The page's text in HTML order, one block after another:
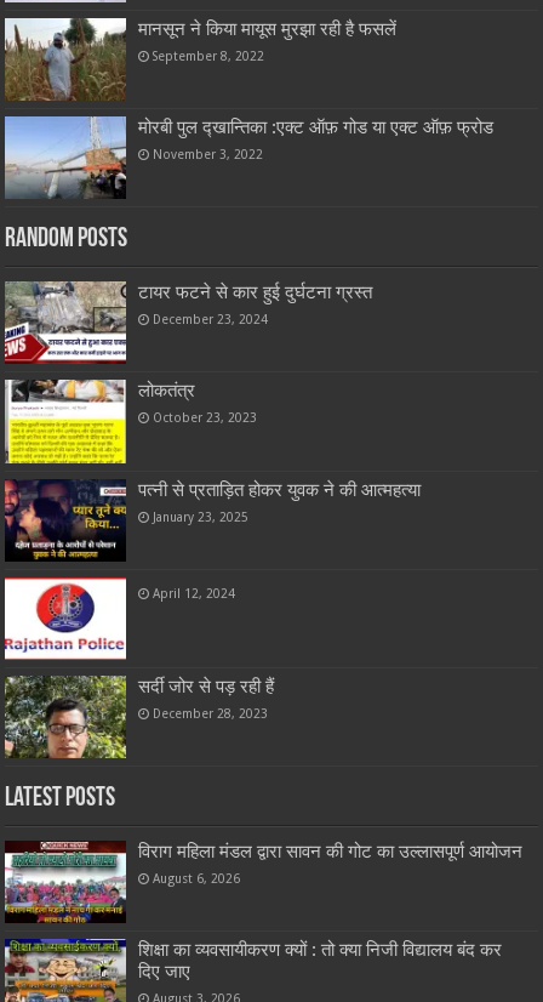
मानसून ने किया मायूस मुरझा रही है फसलें
September 8, 2022
मोरबी पुल द्खान्तिका :एक्ट ऑफ़ गोड या एक्ट ऑफ़ फ्रोड
November 3, 2022
Random Posts
टायर फटने से कार हुई दुर्घटना ग्रस्त
December 23, 2024
लोकतंत्र
October 23, 2023
पत्नी से प्रताड़ित होकर युवक ने की आत्महत्या
January 23, 2025
April 12, 2024
सर्दी जोर से पड़ रही हैं
December 28, 2023
Latest Posts
विराग महिला मंडल द्वारा सावन की गोट का उल्लासपूर्ण आयोजन
August 6, 2026
शिक्षा का व्यवसायीकरण क्यों : तो क्या निजी विद्यालय बंद कर
दिए जाए
August 3, 2026